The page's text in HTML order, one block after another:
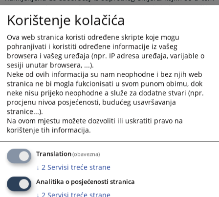
momentu kretao oštećeni N.P., upravljajući putničkim
motornim vozilom marke „Audi“ i koji se kretao desnom
kolovoznom trakom istog magistralnog puta iz pravca
Podromanije u pravcu Sokoca, i tim prelaskom izgubio
mogućnost da izbjegne saobraćajnu nezgodu, koju je
prouzrokovao na način da je prednjim dijelom vozila kojim je
upravljao ostvario kontakt sa prednjom stranom vozila marke
„Audi“, kojim je upravljao oštećeni N.P., koji je zadobio
višestruke prelome kostiju, nagnječenje pluća, temponadu srca,
prskotinu aorte, pa je uslijed navedenih povreda kod oštećenog
nastupila smrt
Dakle, sa umišljajem kao učesnik u saobraćaju na putevima nije
se pridržavao saobraćajnih propisa i time ugrozio javni
saobraćaj i doveo u opasnost život ljudi, pa je uslijed toga
nastupila smrt jednog lica
Čime je počinio krivično djelo Ugrožavanje javnog saobraćaja iz
člana 402. stav 4., a u vezi sa stavom 1. Krivičnog zakonika
Republike Srpske, pa ga sud na osnovu navedenog zakonskog
propisa, te primjenom odredbi članova 41., 42. stav 1. tačke 2) i
Korištenje kolačića
Ova web stranica koristi određene skripte koje mogu
pohranjivati i koristiti određene informacije iz vašeg
browsera i vašeg uređaja (npr. IP adresa uređaja, varijable o
sesiji unutar browsera, ...).
Neke od ovih informacija su nam neophodne i bez njih web
stranica ne bi mogla fukcionisati u svom punom obimu, dok
neke nisu prijeko neophodne a služe za dodatne stvari (npr.
procjenu nivoa posjećenosti, budućeg usavršavanja
stranice...).
Na ovom mjestu možete dozvoliti ili uskratiti pravo na
korištenje tih informacija.
Translation(obavezna)
↓ 2 Servisi treće strane
Analitika o posjećenosti stranica
↓ 2 Servisi treće strane